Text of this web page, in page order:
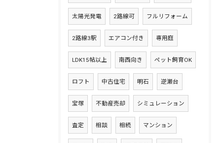
太陽光発電 2路線可 フルリフォーム
2路線3駅 エアコン付き 専用庭
LDK15帖以上 南西向き ペット飼育OK
ロフト 中古住宅 明石 逆瀬台
宝塚 不動産売却 シミュレーション
査定 相談 相続 マンション